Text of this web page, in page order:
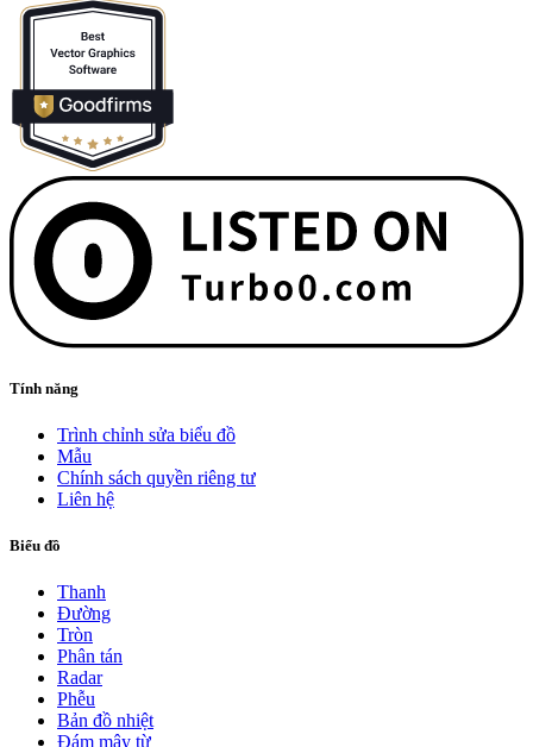
Tính năng
Trình chỉnh sửa biểu đồ
Mẫu
Chính sách quyền riêng tư
Liên hệ
Biểu đồ
Thanh
Đường
Tròn
Phân tán
Radar
Phễu
Bản đồ nhiệt
Đám mây từ